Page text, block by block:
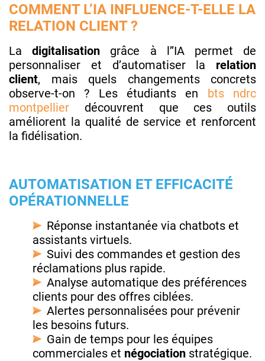
COMMENT L’IA INFLUENCE-T-ELLE LA
RELATION CLIENT ?
Ladigitalisation grâce à l’’IA permet de
personnaliser et d’automatiser la relation
client, mais quels changements concrets
observe-t-on ? Les étudiants en bts ndrc
montpellier découvrent que ces outils
améliorent la qualité de service et renforcent
la fidélisation.
AUTOMATISATION ET EFFICACITÉ
OPÉRATIONNELLE
Réponse instantanée via chatbots et
assistants virtuels.
Suivi des commandes et gestion des
réclamations plus rapide.
Analyse automatique des préférences
clients pour des offres ciblées.
Alertes personnalisées pour prévenir
les besoins futurs.
Gain de temps pour les équipes
commerciales et négociation stratégique.